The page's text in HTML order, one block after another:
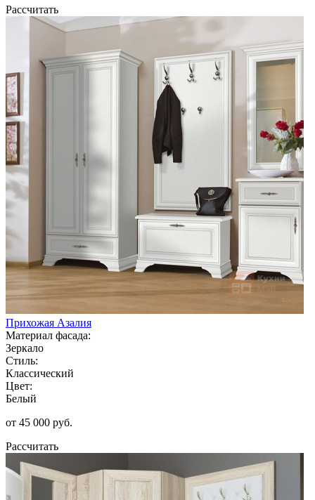
Рассчитать
Прихожая Азалия
Материал фасада:
Зеркало
Стиль:
Классический
Цвет:
Белый
от 45 000 руб.
Рассчитать